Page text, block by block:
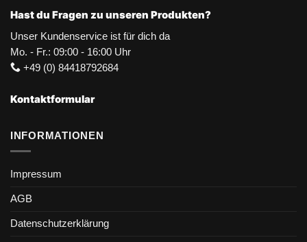
Hast du Fragen zu unseren Produkten?
Unser Kundenservice ist für dich da
Mo. - Fr.: 09:00 - 16:00 Uhr
+49 (0) 84418792684
Kontaktformular
INFORMATIONEN
Impressum
AGB
Datenschutzerklärung